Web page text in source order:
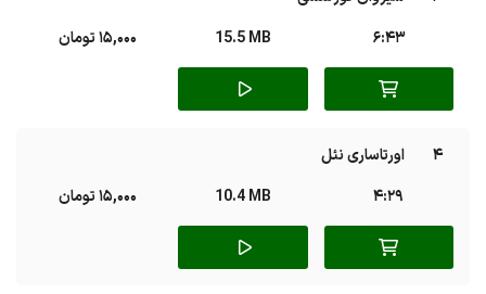
6:43
15.5 MB 15,000 تومان
4
اورتاساری نئل
4:29
10.4 MB 15,000 تومان